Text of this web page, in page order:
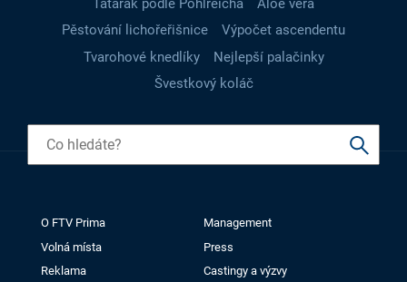
Tatarák podle Pohlreicha
Aloe vera
Pěstování lichořeřišnice
Výpočet ascendentu
Tvarohové knedlíky
Nejlepší palačinky
Švestkový koláč
O FTV Prima
Management
Volná místa
Press
Reklama
Castingy a výzvy